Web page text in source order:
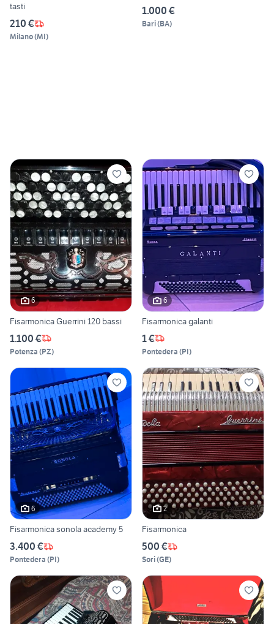
tasti
210 €
Milano(MI)
1.000 €
Bari(BA)
6
Fisarmonica Guerrini 120 bassi
1.100 €
Potenza (PZ)
6
Fisarmonica galanti
1 €
Pontedera (PI)
6
Fisarmonica sonola academy 5
3.400 €
Pontedera (PI)
2
Fisarmonica
500 €
Sori(GE)